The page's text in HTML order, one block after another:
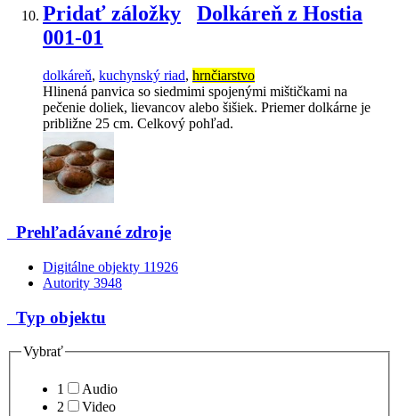
Pridať záložky
Dolkáreň z Hostia
001-01
dolkáreň, kuchynský riad, hrnčiarstvo
Hlinená panvica so siedmimi spojenými mištičkami na
pečenie doliek, lievancov alebo šišiek. Priemer dolkárne je
približne 25 cm. Celkový pohľad.
Prehľadávané zdroje
Digitálne objekty 11926
Autority 3948
Typ objektu
Vybrať
1
Audio
2
Video